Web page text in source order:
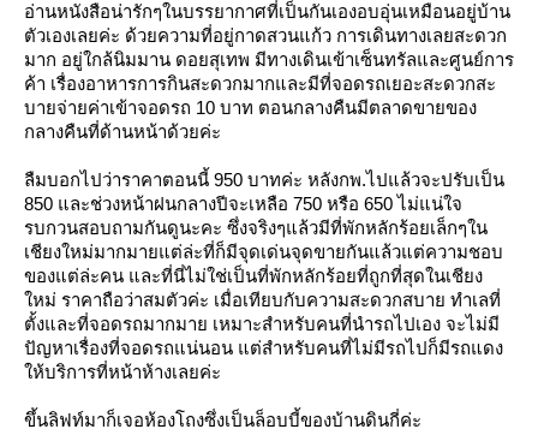
อ่านหนังสือน่ารักๆในบรรากาศที่เป็นกันเองอบอุ่นเหมือนอยู่บ้าน
ตัวเองเลยค่ะ ด้วยความที่อยู่กาดสวนแก้ว การเดินทางเลยสะดวก
มาก อยู่ใกล้นิมมาน ดอยสุเทพ มีทางเดินเข้าเซ็นทรัลและศูนย์การ
ค้า เรื่องอาหารการกินสะดวกมากละมีที่จอดรถเยอะสะดวกสะ
บาจ่ายค่าเข้าจอดรถ 10 บาท ตอนกลางคืนมีตลาดขายของ
กลางคืนที่ด้านหน้าด้วยค่ะ
ลืมบอกไปว่าราคาตอนนี้ 950 บาทค่ะ หลังกพ.ไปแล้วจะปรับเป็น
850 และช่วงหน้าฝนกลางปีจะเหลือ 750 หรือ 650 ไม่แน่ใจ
รบกวนสอบถามกันดูนะคะ ซึ่งจริงๆแล้วมีที่พักหลักร้อเล็กๆใน
เชียงใหม่มากมาต่ล่ะที่ก็มีจุดเด่นจุดขากันแล้วแต่ความชอบ
ของแต่ล่ะคน และที่นี่ไม่ใช่เป็นที่พักหลักร้อยที่ถูกที่สุดในเชียง
หม่ ราคาถือว่าสมตัวค่ะ เมื่อเทียบกับความสะดวกสบา ทำเลที่
ตั้งและที่จอดรถมากมาย เหมาะสำหรับคนที่นำรถไปเอง จะไม่มี
ปัญหาเรื่องที่จอดรถน่นอน แต่สำหรับคนที่ไม่มีรถไปก็มีรถแดง
ห้บริการที่หน้าห้างเลยค่ะ
ขึ้นลิฟท์มาก็เจอห้องโถงซึ่งเป็นล็อบบี้ของบ้านดินกี่ค่ะ